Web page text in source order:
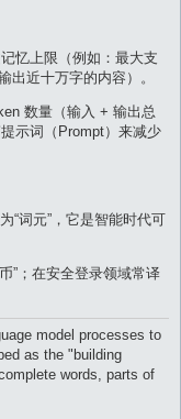
忆上限（例如：最大支
出近十万字的内容）。
数量（输入 + 输出总
示词（Prompt）来减少
“词元”，它是智能时代可
”；在安全登录领域常译
model processes to
as the "building
words, parts of